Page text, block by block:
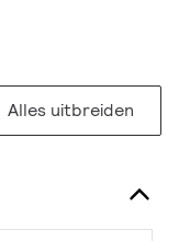
Alles uitbreiden